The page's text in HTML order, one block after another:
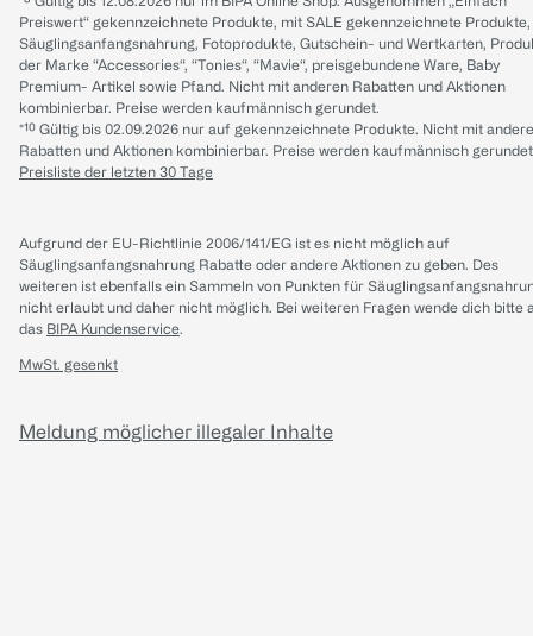
Preiswert“ gekennzeichnete Produkte, mit SALE gekennzeichnete Produkte,
Säuglingsanfangsnahrung, Fotoprodukte, Gutschein- und Wertkarten,
der Marke “Accessories“, “Tonies“, “Mavie“, preisgebundene Ware, Baby
Premium- Artikel sowie Pfand. Nicht mit anderen Rabatten und Aktionen
kombinierbar. Preise werden kaufmännisch gerundet.
*¹⁰ Gültig bis 02.09.2026 nur auf gekennzeichnete Produkte. Nicht mit
Rabatten und Aktionen kombinierbar. Preise werden kaufmännisch
Preisliste der letzten 30 Tage
Aufgrund der EU-Richtlinie 2006/141/EG ist es nicht möglich auf
Säuglingsanfangsnahrung Rabatte oder andere Aktionen zu geben. Des
weiteren ist ebenfalls ein Sammeln von Punkten für
nicht erlaubt und daher nicht möglich. Bei weiteren Fragen wende dich bitte
das BIPA Kundenservice.
MwSt. gesenkt
Meldung möglicher illegaler Inhalte